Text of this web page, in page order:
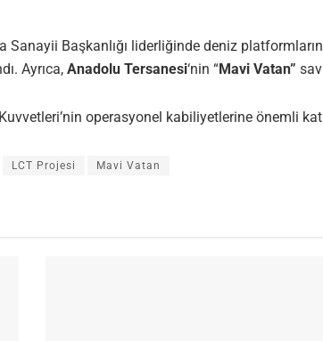
Başkanlığı liderliğinde deniz
Ayrıca, Anadolu Tersanesi‘nin “Mavi Vatan”
operasyonel kabiliyetlerine önemli
LCT Projesi Mavi Vatan